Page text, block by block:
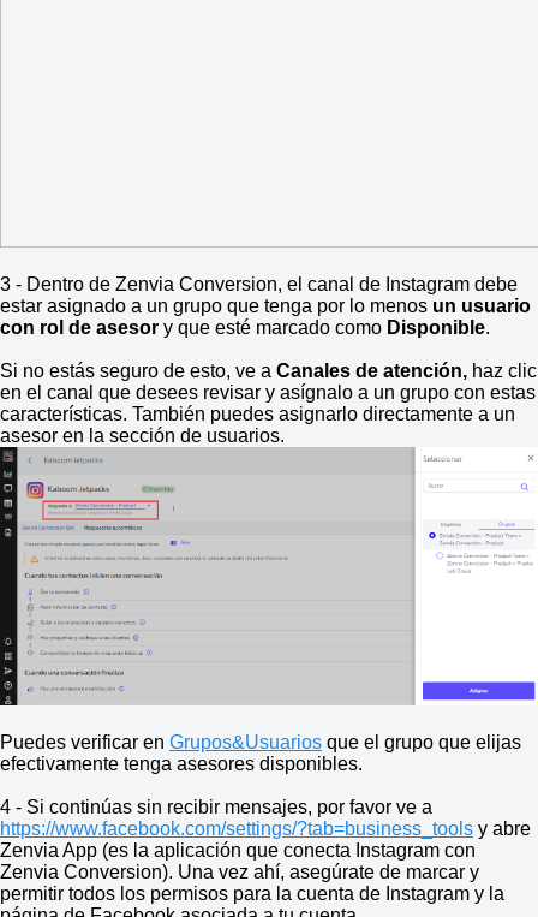
3 - Dentro de Zenvia Conversion, el canal de Instagram debe
estar asignado a un grupo que tenga por lo menos un usuario
con rol de asesor y que esté marcado como Disponible.
Si no estás seguro de esto, ve a Canales de atención, haz clic
en el canal que desees revisar y asígnalo a un grupo con estas
características. También puedes asignarlo directamente a un
asesor en la sección de usuarios.
Puedes verificar en Grupos&Usuarios que el grupo que elijas
efectivamente tenga asesores disponibles.
4 - Si continúas sin recibir mensajes, por favor ve a
https://www.facebook.com/settings/?tab=business_tools y abre
Zenvia App (es la aplicación que conecta Instagram con
Zenvia Conversion). Una vez ahí, asegúrate de marcar y
permitir todos los permisos para la cuenta de Instagram y la